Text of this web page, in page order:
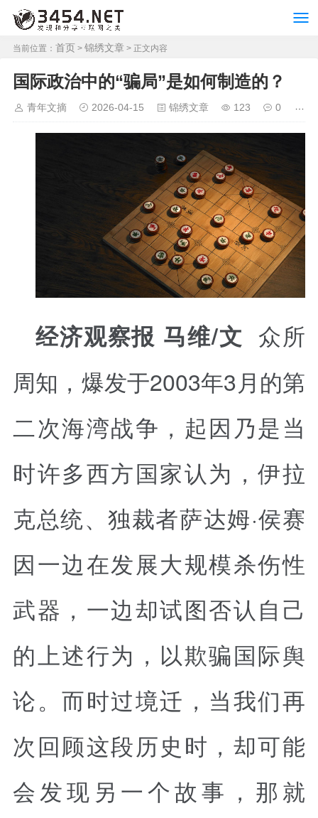
当前位置： 首页 > 锦绣文章 > 正文内容
国际政治中的“骗局”是如何制造的？
青年文摘 2026-04-15 锦绣文章 123 0
经济观察报 马维/文 众所
周知，爆发于2003年3月的第
二次海湾战争，起因乃是当
时许多西方国家认为，伊拉
克总统、独裁者萨达姆·侯赛
因一边在发展大规模杀伤性
武器，一边却试图否认自己
的上述行为，以欺骗国际舆
论。而时过境迁，当我们再
次回顾这段历史时，却可能
会发现另一个故事，那就